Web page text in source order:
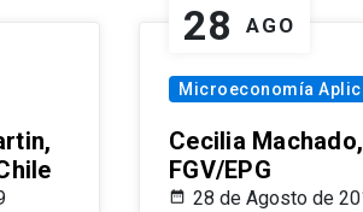
28 AGO
Microeconomía
Cecilia Machado,
FGV/EPG
28 de Agosto de